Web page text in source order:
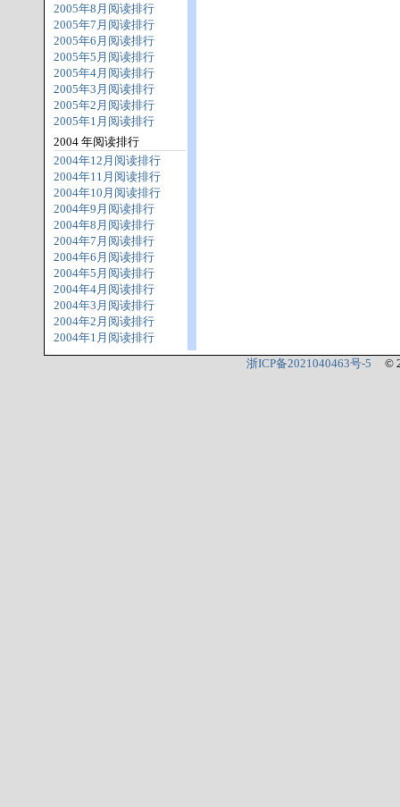
2005年8月阅读排行
2005年7月阅读排行
2005年6月阅读排行
2005年5月阅读排行
2005年4月阅读排行
2005年3月阅读排行
2005年2月阅读排行
2005年1月阅读排行
2004 年阅读排行
2004年12月阅读排行
2004年11月阅读排行
2004年10月阅读排行
2004年9月阅读排行
2004年8月阅读排行
2004年7月阅读排行
2004年6月阅读排行
2004年5月阅读排行
2004年4月阅读排行
2004年3月阅读排行
2004年2月阅读排行
2004年1月阅读排行
浙ICP备2021040463号-5 ©